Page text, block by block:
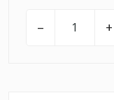
– +